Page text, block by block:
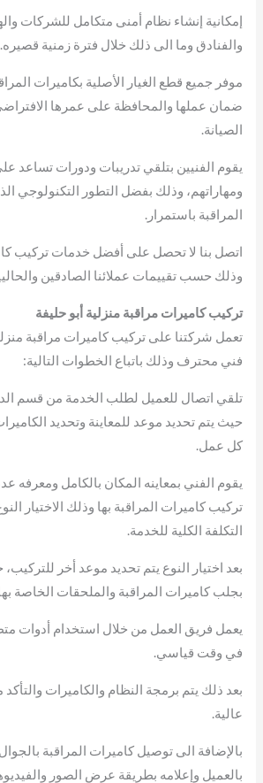
إمكانية إنشاء نظام أمنى متكامل للشركات
والفنادق وما الى ذلك خلال فترة زمنية قصيره.
موفر جميع قطع الغيار الأصلية بكاميرات
ضمان عملها والمحافظة على عمرها
الصيانة.
يقوم الفنيين بتلقي تدريبات ودورات تساعد
ومهاراتهم، وذلك بفضل التطور التكنولوجي
المراقبة باستمرار.
اتصل بنا لا تحصل على أفضل خدمات تركيب
وذلك حسب تقييمات عملائنا الصادقين
تركيب كاميرات مراقبة منزلية أبو حليفة
تعمل شركتنا على تركيب كاميرات مراقبة
فني محترف وذلك باتباع الخطوات التالية:
تلقي اتصال للعميل لطلب الخدمة من قسم
حيث يتم تحديد موعد للمعاينة وتحديد
كل عمل.
يقوم الفني بمعاينه المكان بالكامل ومعرفه
تركيب كاميرات المراقبة بها وذلك الاختيار
التكلفة الكلية للخدمة.
بعد اختيار النوع يتم تحديد موعد أخر
بجلب كاميرات المراقبة والملحقات الخاصة بها
يعمل فريق العمل من خلال استخدام أدوات
في وقت قياسي.
بعد ذلك يتم برمجة النظام والكاميرات
عالية.
بالإضافة الى توصيل كاميرات المراقبة
بالعميل وإعلامه بطريقة عرض الصور